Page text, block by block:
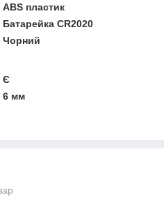
ABS пластик
Батарейка CR2020
Чорний
Є
6 мм